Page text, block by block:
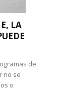
LA
de
no se
o